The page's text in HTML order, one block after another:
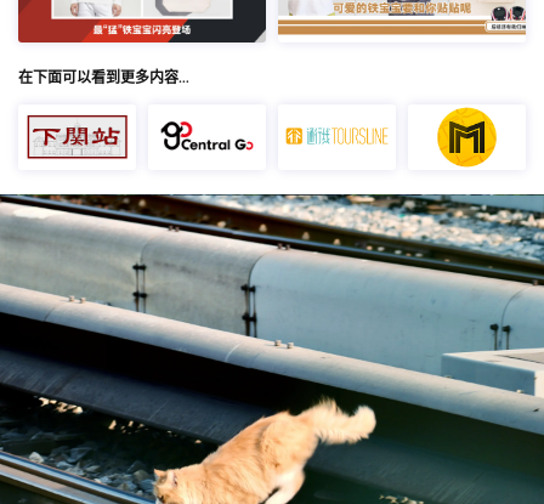
在下面可以看到更多内容…